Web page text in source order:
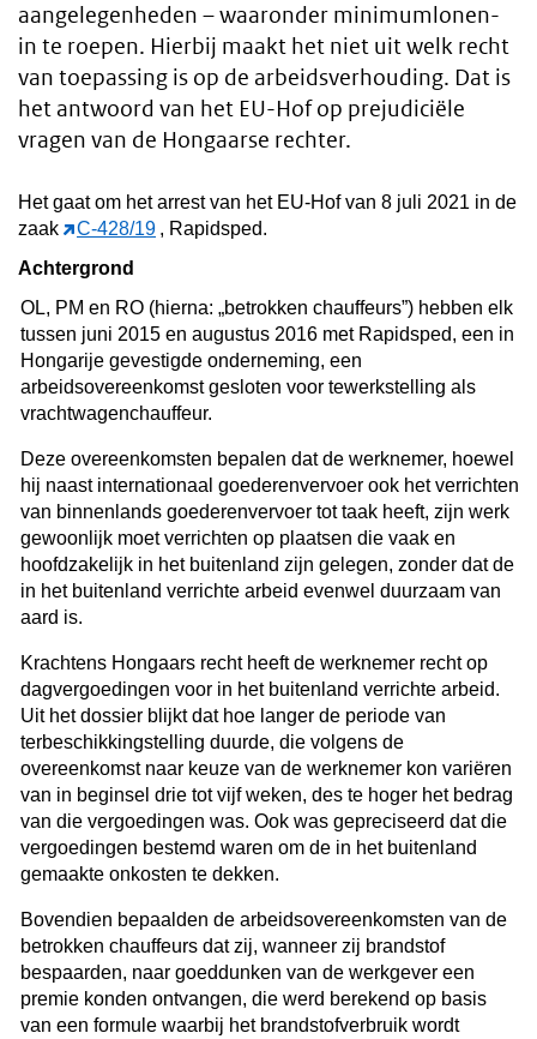
aangelegenheden – waaronder minimumlonen-
in te roepen. Hierbij maakt het niet uit welk recht
van toepassing is op de arbeidsverhouding. Dat is
het antwoord van het EU-Hof op prejudiciële
vragen van de Hongaarse rechter.
Het gaat om het arrest van het EU-Hof van 8 juli 2021 in de
zaak
C-428/19 , Rapidsped.
Achtergrond
OL, PM en RO (hierna: „betrokken chauffeurs”) hebben elk
tussen juni 2015 en augustus 2016 met Rapidsped, een in
Hongarije gevestigde onderneming, een
arbeidsovereenkomst gesloten voor tewerkstelling als
vrachtwagenchauffeur.
Deze overeenkomsten bepalen dat de werknemer, hoewel
hij naast internationaal goederenvervoer ook het verrichten
van binnenlands goederenvervoer tot taak heeft, zijn werk
gewoonlijk moet verrichten op plaatsen die vaak en
hoofdzakelijk in het buitenland zijn gelegen, zonder dat de
in het buitenland verrichte arbeid evenwel duurzaam van
aard is.
Krachtens Hongaars recht heeft de werknemer recht op
dagvergoedingen voor in het buitenland verrichte arbeid.
Uit het dossier blijkt dat hoe langer de periode van
terbeschikkingstelling duurde, die volgens de
overeenkomst naar keuze van de werknemer kon variëren
van in beginsel drie tot vijf weken, des te hoger het bedrag
van die vergoedingen was. Ook was gepreciseerd dat die
vergoedingen bestemd waren om de in het buitenland
gemaakte onkosten te dekken.
Bovendien bepaalden de arbeidsovereenkomsten van de
betrokken chauffeurs dat zij, wanneer zij brandstof
bespaarden, naar goeddunken van de werkgever een
premie konden ontvangen, die werd berekend op basis
van een formule waarbij het brandstofverbruik wordt